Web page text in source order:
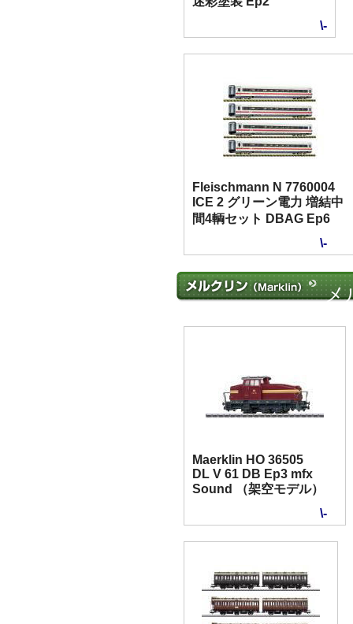
\-
Fleischmann N 7760004
ICE 2 グリーン電力 増結中
間4輌セット DBAG Ep6
\-
メ
Maerklin HO 36505
DL V 61 DB Ep3 mfx
Sound （架空モデル）
\-